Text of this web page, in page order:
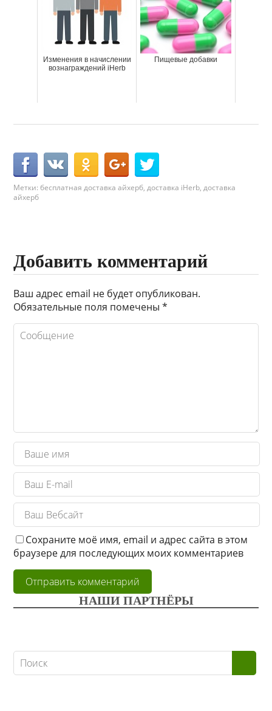
Изменения в начислении
вознаграждений iHerb
Пищевые добавки
Метки:бесплатная доставка айхерб,доставка iHerb,доставка
айхерб
Добавить комментарий
Ваш адрес email не будет опубликован.
Обязательные поля помечены*
Сохраните моё имя, email и адрес сайта в этом
браузере для последующих моих комментариев
НАШИ ПАРТНЁРЫ